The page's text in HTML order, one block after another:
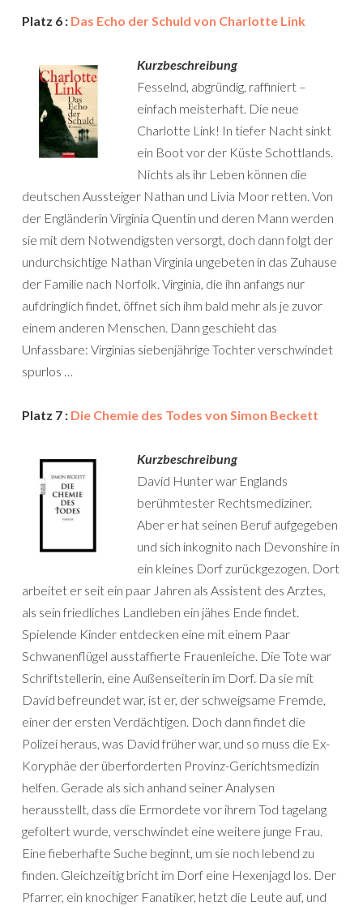
Platz 6 : Das Echo der Schuld von Charlotte Link
Kurzbeschreibung
Fesselnd, abgründig, raffiniert –
einfach meisterhaft. Die neue
Charlotte Link! In tiefer Nacht sinkt
ein Boot vor der Küste Schottlands.
Nichts als ihr Leben können die
deutschen Aussteiger Nathan und Livia Moor retten. Von
der Engländerin Virginia Quentin und deren Mann werden
sie mit dem Notwendigsten versorgt, doch dann folgt der
undurchsichtige Nathan Virginia ungebeten in das Zuhause
der Familie nach Norfolk. Virginia, die ihn anfangs nur
aufdringlich findet, öffnet sich ihm bald mehr als je zuvor
einem anderen Menschen. Dann geschieht das
Unfassbare: Virginias siebenjährige Tochter verschwindet
spurlos …
Platz 7 : Die Chemie des Todes von Simon Beckett
Kurzbeschreibung
David Hunter war Englands
berühmtester Rechtsmediziner.
Aber er hat seinen Beruf aufgegeben
und sich inkognito nach Devonshire in
ein kleines Dorf zurückgezogen. Dort
arbeitet er seit ein paar Jahren als Assistent des Arztes,
als sein friedliches Landleben ein jähes Ende findet.
Spielende Kinder entdecken eine mit einem Paar
Schwanenflügel ausstaffierte Frauenleiche. Die Tote war
Schriftstellerin, eine Außenseiterin im Dorf. Da sie mit
David befreundet war, ist er, der schweigsame Fremde,
einer der ersten Verdächtigen. Doch dann findet die
Polizei heraus, was David früher war, und so muss die Ex-
Koryphäe der überforderten Provinz-Gerichtsmedizin
helfen. Gerade als sich anhand seiner Analysen
herausstellt, dass die Ermordete vor ihrem Tod tagelang
gefoltert wurde, verschwindet eine weitere junge Frau.
Eine fieberhafte Suche beginnt, um sie noch lebend zu
finden. Gleichzeitig bricht im Dorf eine Hexenjagd los. Der
Pfarrer, ein knochiger Fanatiker, hetzt die Leute auf, und